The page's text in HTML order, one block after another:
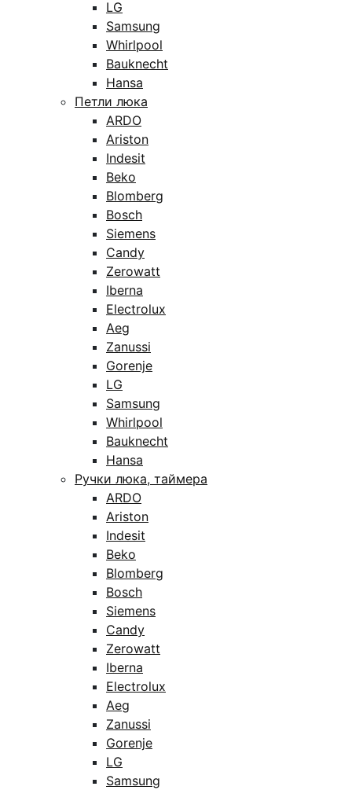
LG
Samsung
Whirlpool
Bauknecht
Hansa
Петли люка
ARDO
Ariston
Indesit
Beko
Blomberg
Bosch
Siemens
Candy
Zerowatt
Iberna
Electrolux
Aeg
Zanussi
Gorenje
LG
Samsung
Whirlpool
Bauknecht
Hansa
Ручки люка, таймера
ARDO
Ariston
Indesit
Beko
Blomberg
Bosch
Siemens
Candy
Zerowatt
Iberna
Electrolux
Aeg
Zanussi
Gorenje
LG
Samsung